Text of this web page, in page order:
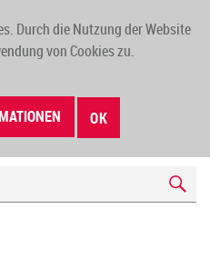
Durch die Nutzung der Website
von Cookies zu.
OK